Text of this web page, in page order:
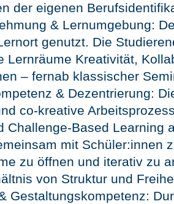
der eigenen
& Lernumgebung:
genutzt. Die
Lernräume Kreativität,
– fernab klassischer
& Dezentrierung:
co-kreative
Challenge-Based Learning
mit Schüler:innen
zu öffnen und iterativ zu
von Struktur und
Gestaltungskompetenz: